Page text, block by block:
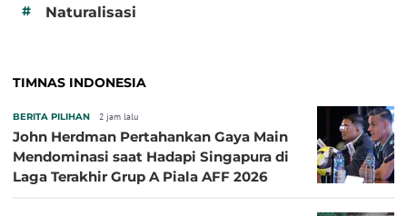
# Naturalisasi
TIMNAS INDONESIA
BERITA PILIHAN 2 jam lalu
John Herdman Pertahankan Gaya Main
Mendominasi saat Hadapi Singapura di
Laga Terakhir Grup A Piala AFF 2026